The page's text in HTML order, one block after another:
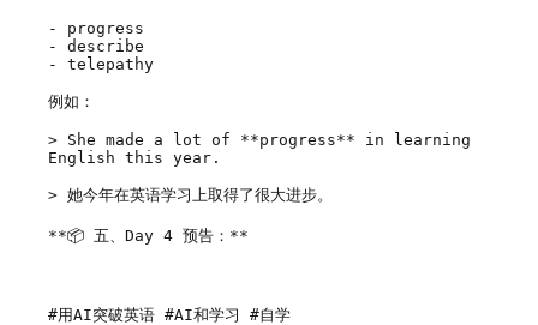
- progress
- describe
- telepathy
例如：
> She made a lot of **progress** in learning
English this year.
> 她今年在英语学习上取得了很大进步。
**📦 五、Day 4 预告：**
#用AI突破英语 #AI和学习 #自学